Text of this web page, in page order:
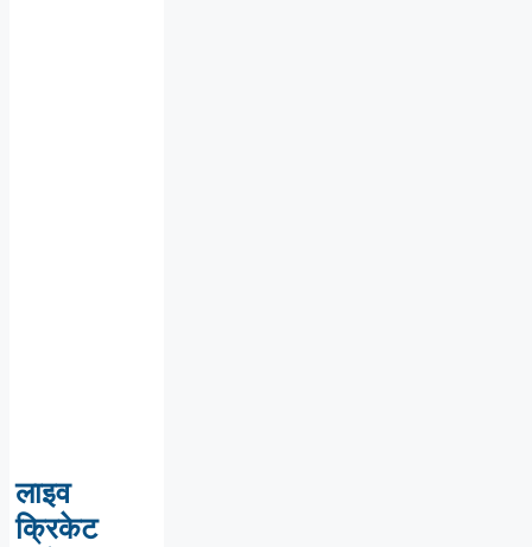
लाइव
क्रिकेट